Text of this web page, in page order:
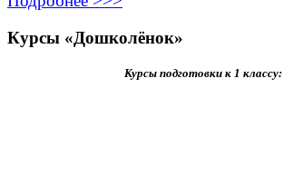
Курсы «Дошколёнок»
Курсы подготовки к 1 классу: